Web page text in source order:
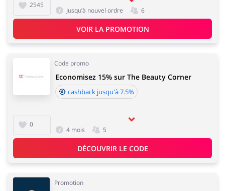
2545
Jusqu’à nouvel ordre 6
VOIR LA PROMOTION
Code promo
0
Economisez 15% sur The Beauty Corner
cashback jusqu'à 7.5%
4 mois 5
DÉCOUVRIR LE CODE
Promotion